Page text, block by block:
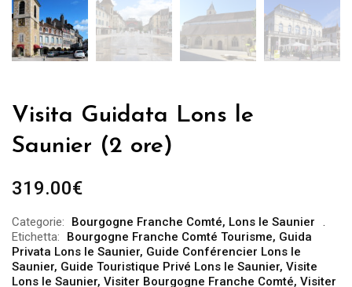
Visita Guidata Lons le
Saunier (2 ore)
319.00€
Categorie: Bourgogne Franche Comté, Lons le Saunier
Etichetta:
Bourgogne Franche Comté Tourisme, Guida
Privata Lons le Saunier, Guide Conférencier Lons le
Saunier, Guide Touristique Privé Lons le Saunier, Visite
Lons le Saunier, Visiter Bourgogne Franche Comté, Visiter